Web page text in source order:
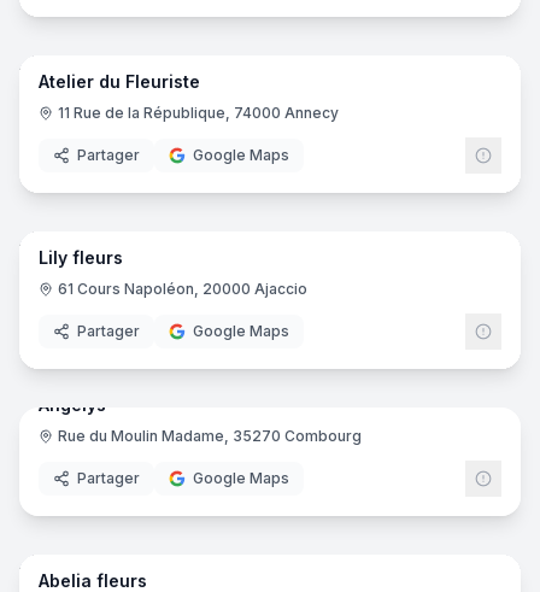
6
Atelier du Fleuriste
11 Rue de la République, 74000 Annecy
Partager Google Maps
9
Lily fleurs
61 Cours Napoléon, 20000 Ajaccio
Partager Google Maps
Angelys
Rue du Moulin Madame, 35270 Combourg
Partager Google Maps
9
Abelia fleurs